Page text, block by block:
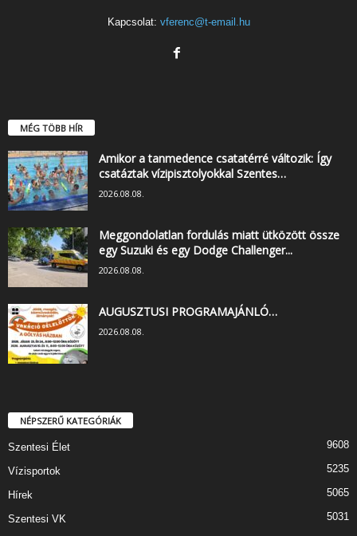
Kapcsolat: vferenc@t-email.hu
MÉG TÖBB HÍR
Amikor a tanmedence csatatérré változik: Így
csatáztak vízipisztolyokkal Szentes…
2026.08.08.
Meggondolatlan fordulás miatt ütközött össze
egy Suzuki és egy Dodge Challenger...
2026.08.08.
AUGUSZTUSI PROGRAMAJÁNLÓ…
2026.08.08.
NÉPSZERŰ KATEGÓRIÁK
Szentesi Élet 9608
Vízisportok 5235
Hírek 5065
Szentesi VK
5031